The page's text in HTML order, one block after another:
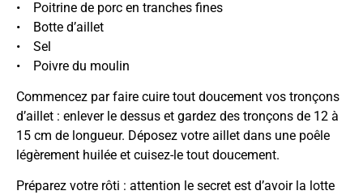
• Poitrine de porc en tranches fines
• Botte d’aillet
• Sel
• Poivre du moulin
Commencez par faire cuire tout doucement vos tronçons
d’aillet : enlever le dessus et gardez des tronçons de 12 à
15 cm de longueur. Déposez votre aillet dans une poêle
légèrement huilée et cuisez-le tout doucement.
Préparez votre rôti : attention le secret est d’avoir la lotte